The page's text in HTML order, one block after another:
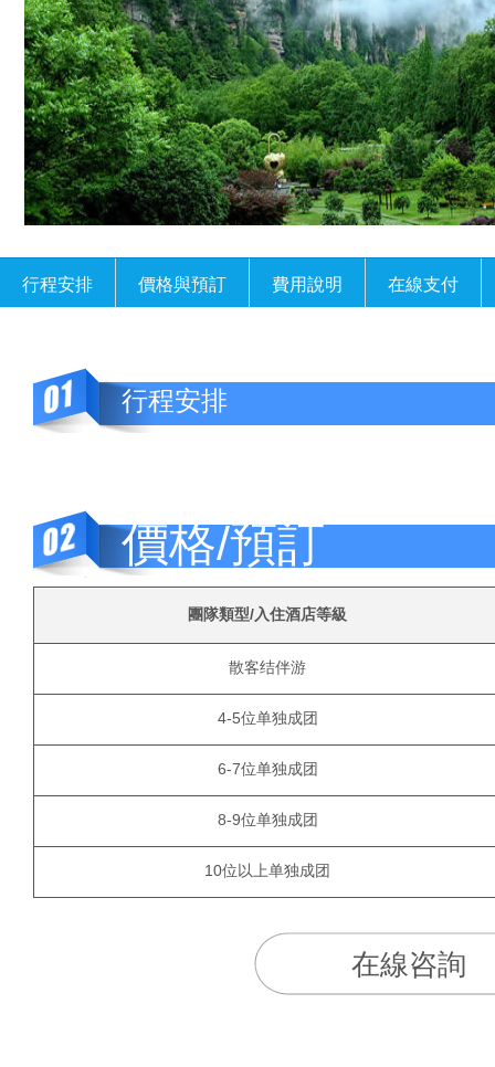
行程安排 價格與預訂 費用說明 在線支付
行程安排
價格/預訂
團隊類型/入住酒店等級
散客结伴游
4-5位单独成团
6-7位单独成团
8-9位单独成团
10位以上单独成团
在線咨詢